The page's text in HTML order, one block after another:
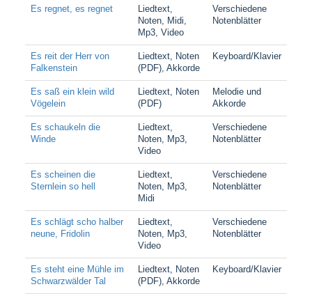
Es regnet, es regnet
Liedtext,
Noten, Midi,
Mp3, Video
Verschiedene
Notenblätter
Es reit der Herr von
Falkenstein
Liedtext, Noten
(PDF), Akkorde
Keyboard/Klavier
Es saß ein klein wild
Vögelein
Liedtext, Noten
(PDF)
Melodie und
Akkorde
Es schaukeln die
Winde
Liedtext,
Noten, Mp3,
Video
Verschiedene
Notenblätter
Es scheinen die
Sternlein so hell
Liedtext,
Noten, Mp3,
Midi
Verschiedene
Notenblätter
Es schlägt scho halber
neune, Fridolin
Liedtext,
Noten, Mp3,
Video
Verschiedene
Notenblätter
Es steht eine Mühle im
Schwarzwälder Tal
Liedtext, Noten
(PDF), Akkorde
Keyboard/Klavier